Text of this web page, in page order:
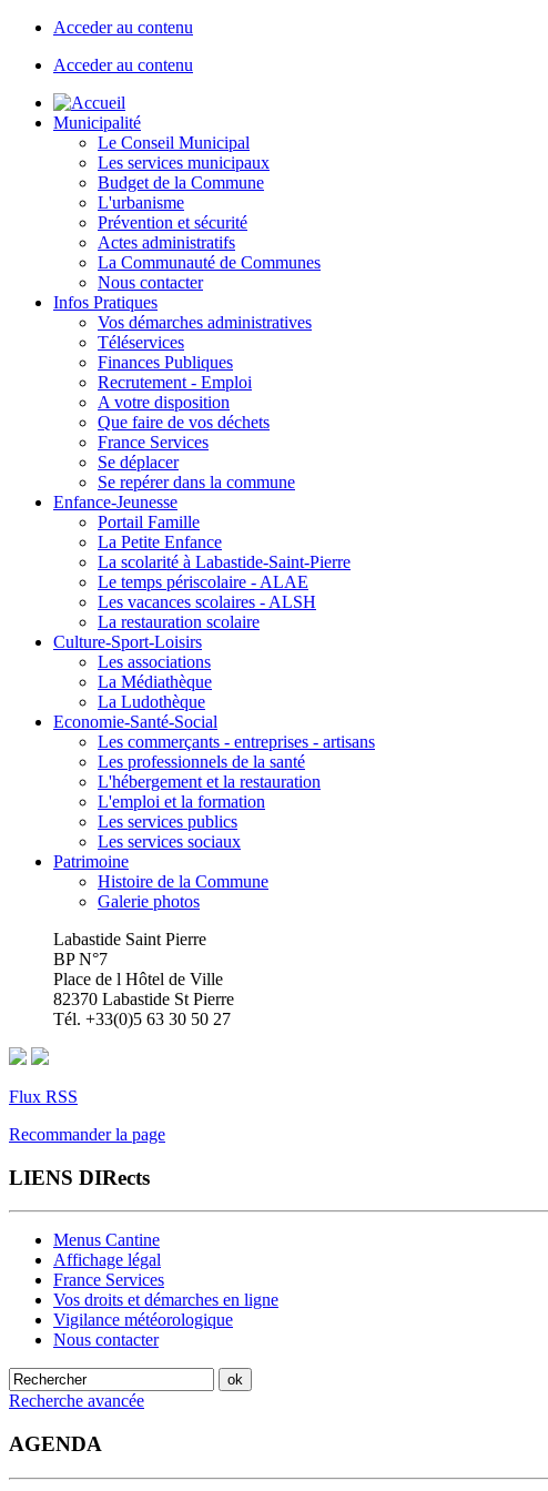
Acceder au contenu
Acceder au contenu
Municipalité
Le Conseil Municipal
Les services municipaux
Budget de la Commune
L'urbanisme
Prévention et sécurité
Actes administratifs
La Communauté de Communes
Nous contacter
Infos Pratiques
Vos démarches administratives
Téléservices
Finances Publiques
Recrutement - Emploi
A votre disposition
Que faire de vos déchets
France Services
Se déplacer
Se repérer dans la commune
Enfance-Jeunesse
Portail Famille
La Petite Enfance
La scolarité à Labastide-Saint-Pierre
Le temps périscolaire - ALAE
Les vacances scolaires - ALSH
La restauration scolaire
Culture-Sport-Loisirs
Les associations
La Médiathèque
La Ludothèque
Economie-Santé-Social
Les commerçants - entreprises - artisans
Les professionnels de la santé
L'hébergement et la restauration
L'emploi et la formation
Les services publics
Les services sociaux
Patrimoine
Histoire de la Commune
Galerie photos
Labastide Saint Pierre
BP N°7
Place de l Hôtel de Ville
82370 Labastide St Pierre
Tél. +33(0)5 63 30 50 27
Flux RSS
Recommander la page
LIENS DIRects
Menus Cantine
Affichage légal
France Services
Vos droits et démarches en ligne
Vigilance météorologique
Nous contacter
Recherche avancée
AGENDA